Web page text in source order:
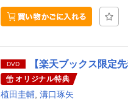
DVD 【楽天ブックス限定
オリジナル特典
植田圭輔 溝口琢矢